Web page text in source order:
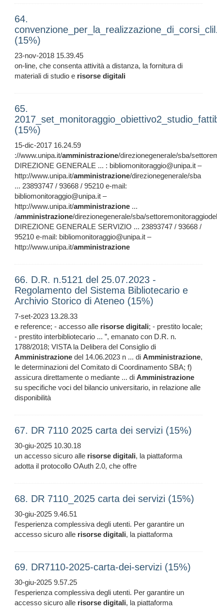
64.
(15%)
23-nov-2018 15.39.45
on-line, che consenta attività a distanza, la fornitura di
materiali di studio e risorse digitali
65.
(15%)
15-dic-2017 16.24.59
://www.unipa.it/amministrazione/direzionegenerale/sba/
DIREZIONE GENERALE ... : bibliomonitoraggio@unipa.it –
http://www.unipa.it/amministrazione/direzionegenerale/sba
... 23893747 / 93668 / 95210 e-mail:
bibliomonitoraggio@unipa.it –
http://www.unipa.it/amministrazione ...
/amministrazione/direzionegenerale/sba/
DIREZIONE GENERALE SERVIZIO ... 23893747 / 93668 /
95210 e-mail: bibliomonitoraggio@unipa.it –
http://www.unipa.it/amministrazione
66. D.R. n.5121 del 25.07.2023 -
Regolamento del Sistema Bibliotecario e
Archivio Storico di Ateneo (15%)
7-set-2023 13.28.33
e reference; - accesso alle risorse digitali; - prestito locale;
- prestito interbibliotecario ... ”, emanato con D.R. n.
1788/2018; VISTA la Delibera del Consiglio di
Amministrazione del 14.06.2023 n ... di Amministrazione,
le determinazioni del Comitato di Coordinamento SBA; f)
assicura direttamente o mediante ... di Amministrazione
su specifiche voci del bilancio universitario, in relazione alle
disponibilità
67. DR 7110 2025 carta dei servizi (15%)
30-giu-2025 10.30.18
un accesso sicuro alle risorse digitali, la piattaforma
adotta il protocollo OAuth 2.0, che offre
68. DR 7110_2025 carta dei servizi (15%)
30-giu-2025 9.46.51
l’esperienza complessiva degli utenti. Per garantire un
accesso sicuro alle risorse digitali, la piattaforma
69. DR7110-2025-carta-dei-servizi (15%)
30-giu-2025 9.57.25
l’esperienza complessiva degli utenti. Per garantire un
accesso sicuro alle risorse digitali, la piattaforma